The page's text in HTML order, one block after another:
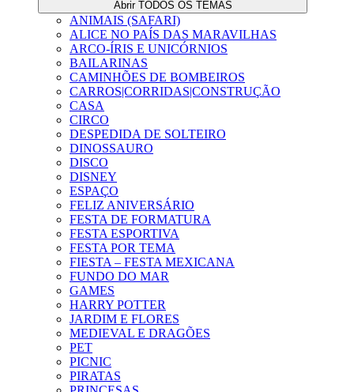
Abrir TODOS OS TEMAS
ANIMAIS (SAFARI)
ALICE NO PAÍS DAS MARAVILHAS
ARCO-ÍRIS E UNICÓRNIOS
BAILARINAS
CAMINHÕES DE BOMBEIROS
CARROS|CORRIDAS|CONSTRUÇÃO
CASA
CIRCO
DESPEDIDA DE SOLTEIRO
DINOSSAURO
DISCO
DISNEY
ESPAÇO
FELIZ ANIVERSÁRIO
FESTA DE FORMATURA
FESTA ESPORTIVA
FESTA POR TEMA
FIESTA – FESTA MEXICANA
FUNDO DO MAR
GAMES
HARRY POTTER
JARDIM E FLORES
MEDIEVAL E DRAGÕES
PET
PICNIC
PIRATAS